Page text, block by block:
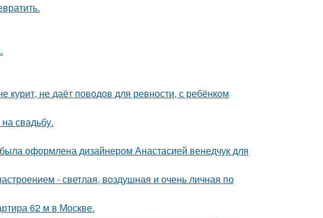
не даёт поводов для ревности, с ребёнком
свадьбу.
оформлена дизайнером Анастасией венедчук для
- светлая, воздушная и очень личная по
62 м в Москве.